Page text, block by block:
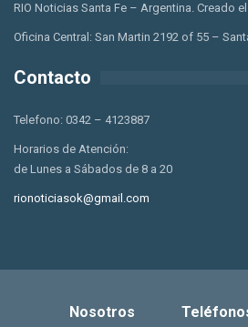
RIO Noticias Santa Fe – Argentina. Creado
Oficina Central: San Martin 2192 of 55 –
Contacto
Telefono: 0342 – 4123887
Horarios de Atención:
de Lunes a Sábados de 8 a 20
rionoticiasok@gmail.com
Nosotros